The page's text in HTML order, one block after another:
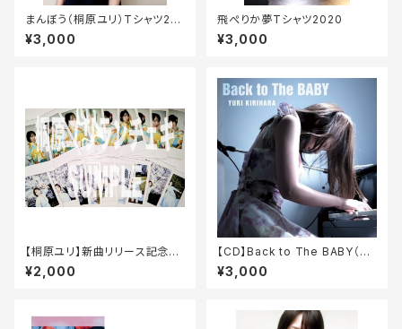
まんぼう（桐原ユリ）Tシャツ20
20
¥3,000
飛ぺりか夢Tシャツ2020
¥3,000
【桐原ユリ】新曲リリース記念ラ
ンチェキ【数量限定】
¥2,000
【CD】Back to The BABY（ア
ルバム）
¥3,000